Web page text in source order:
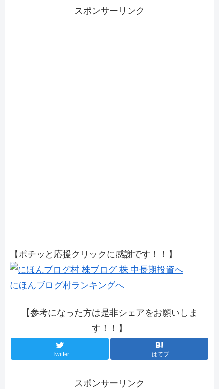
スポンサーリンク
【ポチッと応援クリックに感謝です！！】
にほんブログ村ランキングへ
【参考になった方は是非シェアをお願いしま
す！！】
Twitter はてブ
スポンサーリンク